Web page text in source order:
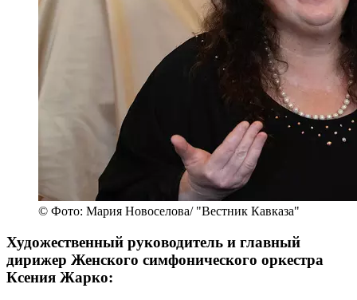
© Фото: Мария Новоселова/ "Вестник Кавказа"
Художественный руководитель и главный
дирижер Женского симфонического оркестра
Ксения Жарко: